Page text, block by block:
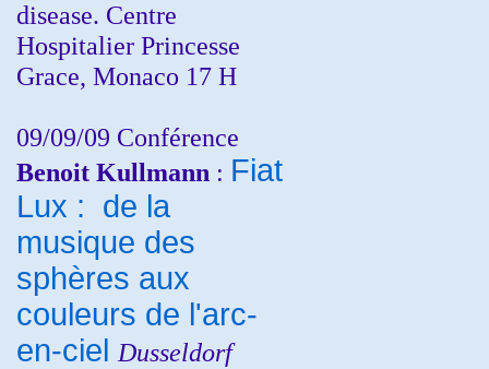
disease. Centre
Hospitalier Princesse
Grace, Monaco 17 H
09/09/09 Conférence
Benoit Kullmann : Fiat
Lux : de la
musique des
sphères aux
couleurs de l'arc-
en-ciel Dusseldorf